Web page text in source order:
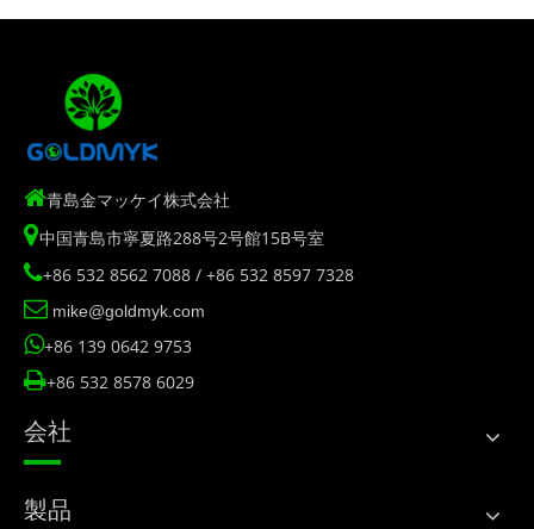
青島金マッケイ株式会社
中国青島市寧夏路288号2号館15B号室
+86 532 8562 7088 / +86 532 8597 7328
 mike@goldmyk.com
+86 139 0642 9753
+86 532 8578 6029
会社
製品